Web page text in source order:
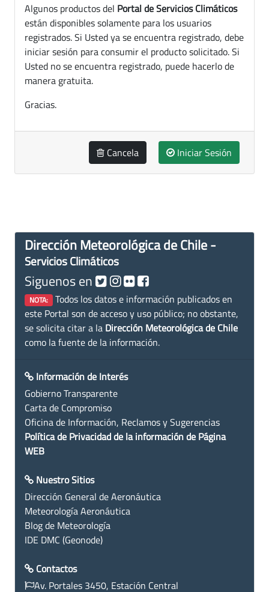
Algunos productos del Portal de Servicios Climáticos
están disponibles solamente para los usuarios
registrados. Si Usted ya se encuentra registrado, debe
iniciar sesión para consumir el producto solicitado. Si
Usted no se encuentra registrado, puede hacerlo de
manera gratuita.
Gracias.
Cancela Iniciar Sesión
Dirección Meteorológica de Chile -
Servicios Climáticos
Siguenos en
NOTA: Todos los datos e información publicados en
este Portal son de acceso y uso público; no obstante,
se solicita citar a la Dirección Meteorológica de Chile
como la fuente de la información.
Información de Interés
Gobierno Transparente
Carta de Compromiso
Oficina de Información, Reclamos y Sugerencias
Política de Privacidad de la información de Página
WEB
Nuestro Sitios
Dirección General de Aeronáutica
Meteorología Aeronáutica
Blog de Meteorología
IDE DMC (Geonode)
Contactos
Av. Portales 3450, Estación Central